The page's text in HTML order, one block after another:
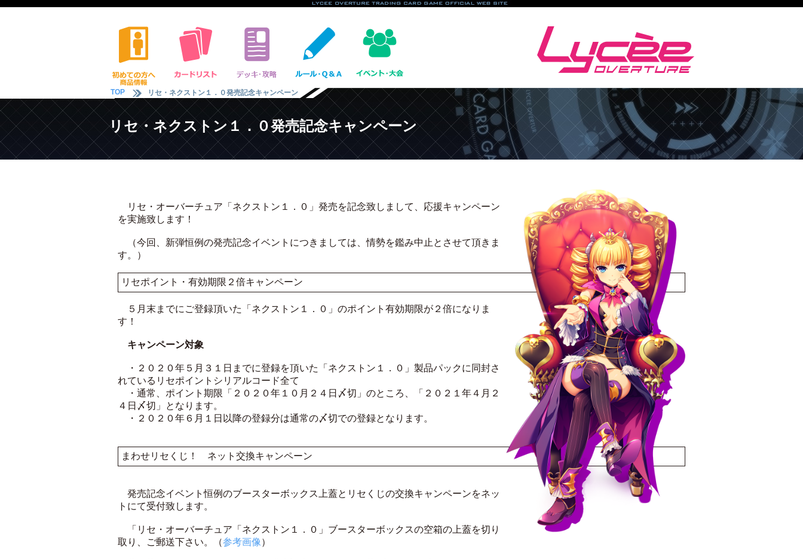
TOP リセ・ネクストン１．０発売記念キャンペーン
リセ・ネクストン１．０発売記念キャンペーン
リセ・オーバーチュア「ネクストン１．０」発売を記念致しまして、応援キャンペーン
を実施致します！
（今回、新弾恒例の発売記念イベントにつきましては、情勢を鑑み中止とさせて頂きま
す。）
リセポイント・有効期限２倍キャンペーン
５月末までにご登録頂いた「ネクストン１．０」のポイント有効期限が２倍になりま
す！
キャンペーン対象
・２０２０年５月３１日までに登録を頂いた「ネクストン１．０」製品パックに同封さ
れているリセポイントシリアルコード全て
・通常、ポイント期限「２０２０年１０月２４日〆切」のところ、「２０２１年４月２
４日〆切」となります。
・２０２０年６月１日以降の登録分は通常の〆切での登録となります。
まわせリセくじ！ ネット交換キャンペーン
発売記念イベント恒例のブースターボックス上蓋とリセくじの交換キャンペーンをネッ
トにて受付致します。
「リセ・オーバーチュア「ネクストン１．０」ブースターボックスの空箱の上蓋を切り
取り、ご郵送下さい。（参考画像 ）